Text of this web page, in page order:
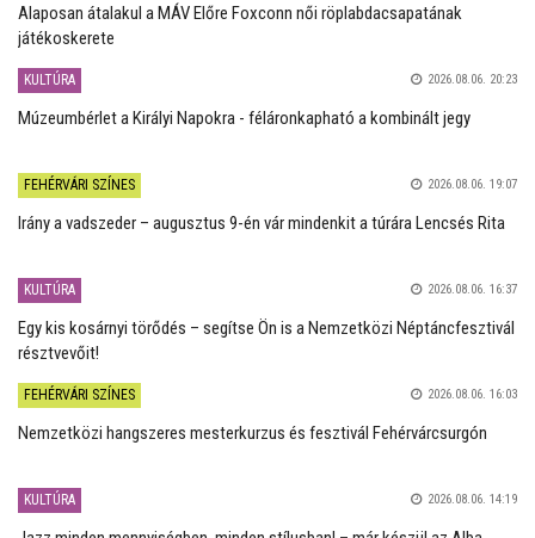
Alaposan átalakul a MÁV Előre Foxconn női röplabdacsapatának
játékoskerete
KULTÚRA 2026.08.06. 20:23
Múzeumbérlet a Királyi Napokra - féláronkapható a kombinált jegy
FEHÉRVÁRI SZÍNES 2026.08.06. 19:07
Irány a vadszeder – augusztus 9-én vár mindenkit a túrára Lencsés Rita
KULTÚRA 2026.08.06. 16:37
Egy kis kosárnyi törődés – segítse Ön is a Nemzetközi Néptáncfesztivál
résztvevőit!
FEHÉRVÁRI SZÍNES 2026.08.06. 16:03
Nemzetközi hangszeres mesterkurzus és fesztivál Fehérvárcsurgón
KULTÚRA 2026.08.06. 14:19